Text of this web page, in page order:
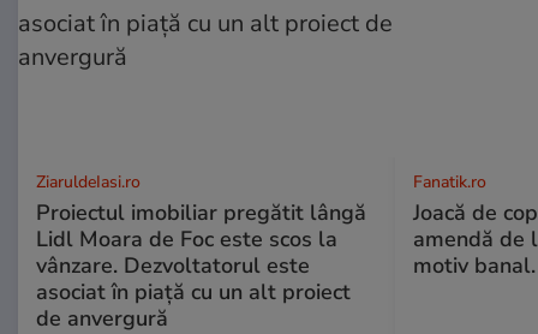
ZiaruldeIasi.ro
Proiectul imobiliar pregătit lângă
Lidl Moara de Foc este scos la
vânzare. Dezvoltatorul este
asociat în piață cu un alt proiect
de anvergură
Fanatik.ro
Joacă de
amendă de
motiv